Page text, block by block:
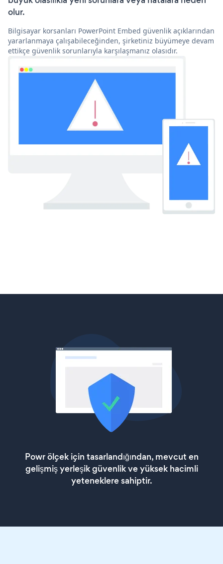
olur.
Bilgisayar korsanları PowerPoint Embed güvenlik açıklarından
yararlanmaya çalışabileceğinden, şirketiniz büyümeye devam
ettikçe güvenlik sorunlarıyla karşılaşmanız olasıdır.
Powr ölçek için tasarlandığından, mevcut en
gelişmiş yerleşik güvenlik ve yüksek hacimli
yeteneklere sahiptir.